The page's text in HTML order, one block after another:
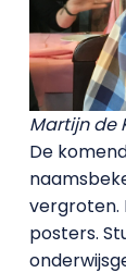
Martijn de
De
vergroten.
posters.